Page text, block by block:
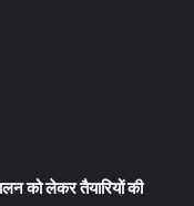
को लेकर तैयारियों की